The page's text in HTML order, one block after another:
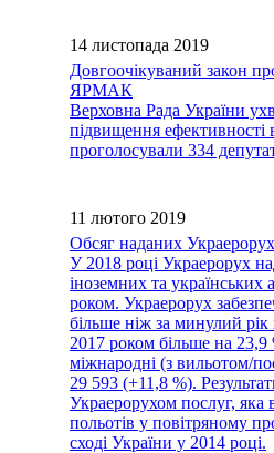
14 листопада 2019
Довгоочікуваний закон
ЯРМАК
Верховна Рада України
підвищення ефективності
проголосували 334
11 лютого 2019
Обсяг наданих
У 2018 році Украерорух
іноземних та
роком. Украерорух
більше ніж за минулий рік
2017 роком більше на 23,9
міжнародні (з вильотом/
29 593 (+11,8 %).
Украерорухом послуг, яка
польотів у повітряному
сході України у 2014 році.